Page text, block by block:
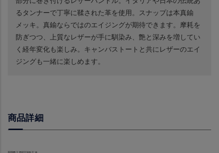
るタンナーで丁寧に鞣された革を使用。スナップは本真鍮
メッキ。真鍮ならではのエイジングが期待できます。摩耗を
防ぎつつ、上質なレザーが手に馴染み、艶と深みを増してい
く経年変化も楽しみ。キャンバストートと共にレザーのエイ
ジングも一緒に楽しめます。
商品詳細